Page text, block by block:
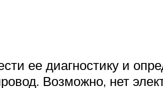
ее диагностику и
Возможно, нет